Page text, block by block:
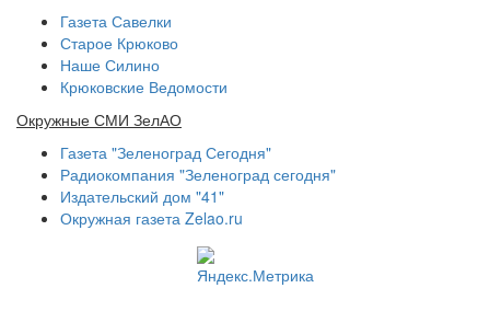
Газета Савелки
Старое Крюково
Наше Силино
Крюковские Ведомости
Окружные СМИ ЗелАО
Газета "Зеленоград Сегодня"
Радиокомпания "Зеленоград сегодня"
Издательский дом "41"
Окружная газета Zelao.ru